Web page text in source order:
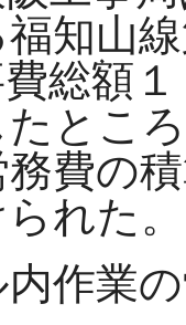
知山
総額
とこ
費の
れた。
作業